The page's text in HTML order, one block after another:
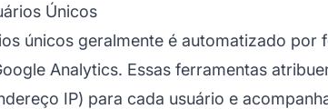
Únicos
únicos geralmente é automatizado por
Analytics. Essas ferramentas
IP) para cada usuário e